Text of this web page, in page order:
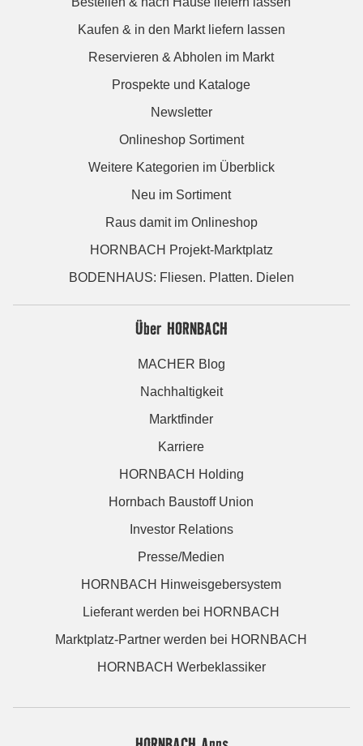
Kaufen & in den Markt liefern lassen
Reservieren & Abholen im Markt
Prospekte und Kataloge
Newsletter
Onlineshop Sortiment
Weitere Kategorien im Überblick
Neu im Sortiment
Raus damit im Onlineshop
HORNBACH Projekt-Marktplatz
BODENHAUS: Fliesen. Platten. Dielen
Über HORNBACH
MACHER Blog
Nachhaltigkeit
Marktfinder
Karriere
HORNBACH Holding
Hornbach Baustoff Union
Investor Relations
Presse/Medien
HORNBACH Hinweisgebersystem
Lieferant werden bei HORNBACH
Marktplatz-Partner werden bei HORNBACH
HORNBACH Werbeklassiker